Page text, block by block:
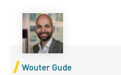
Wouter Gude